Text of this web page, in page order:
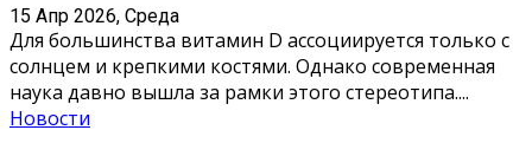
15 Апр 2026, Среда
Для большинства витамин D ассоциируется только с
солнцем и крепкими костями. Однако современная
наука давно вышла за рамки этого стереотипа....
Новости